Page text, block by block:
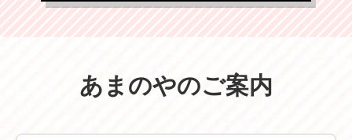
あまのやのご案内